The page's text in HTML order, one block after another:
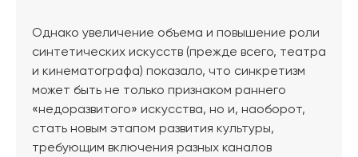
Однако увеличение объема и повышение роли
синтетических искусств (прежде всего, театра
и кинематографа) показало, что синкретизм
может быть не только признаком раннего
«недоразвитого» искусства, но и, наоборот,
стать новым этапом развития культуры,
требующим включения разных каналов